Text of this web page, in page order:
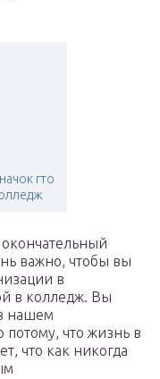
гто
важно, чтобы вы
в
в колледж. Вы
нашем
потому, что жизнь в
что как никогда